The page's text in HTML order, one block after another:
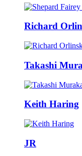
Richard
Takashi
Keith Haring
JR